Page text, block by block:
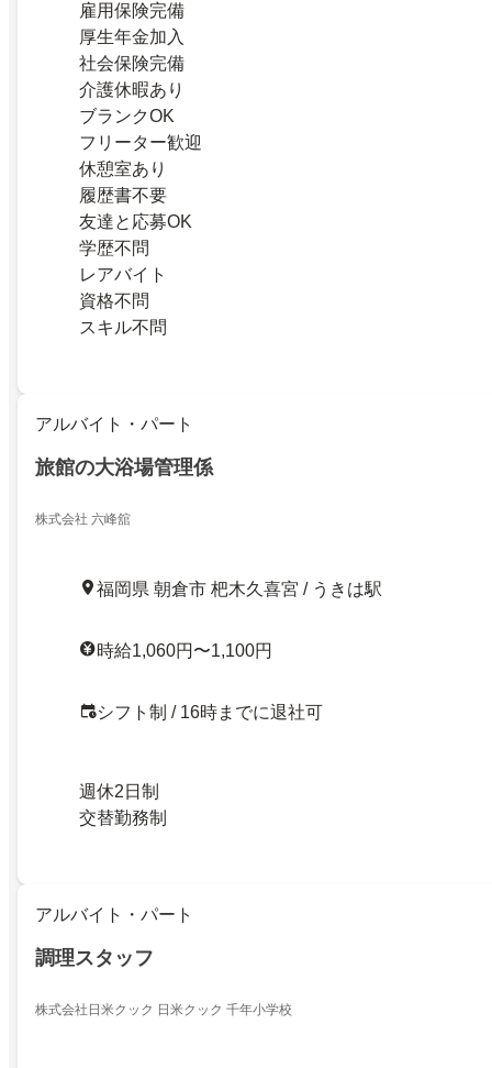
雇用保険完備
厚生年金加入
社会保険完備
介護休暇あり
ブランクOK
フリーター歓迎
休憩室あり
履歴書不要
友達と応募OK
学歴不問
レアバイト
資格不問
スキル不問
アルバイト・パート
旅館の大浴場管理係
株式会社 六峰舘
福岡県 朝倉市 杷木久喜宮 / うきは駅
時給1,060円〜1,100円
シフト制 / 16時までに退社可
週休2日制
交替勤務制
アルバイト・パート
調理スタッフ
株式会社日米クック 日米クック 千年小学校